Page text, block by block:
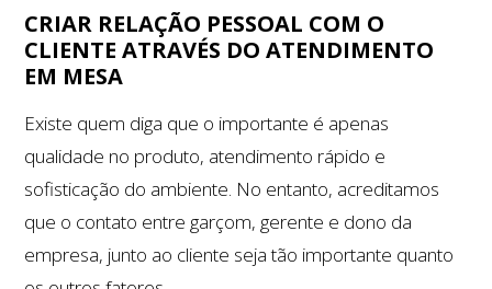
CRIAR RELAÇÃO PESSOAL COM O
CLIENTE ATRAVÉS DO ATENDIMENTO
EM MESA
Existe quem diga que o importante é apenas
qualidade no produto, atendimento rápido e
sofisticação do ambiente. No entanto, acreditamos
que o contato entre garçom, gerente e dono da
empresa, junto ao cliente seja tão importante quanto